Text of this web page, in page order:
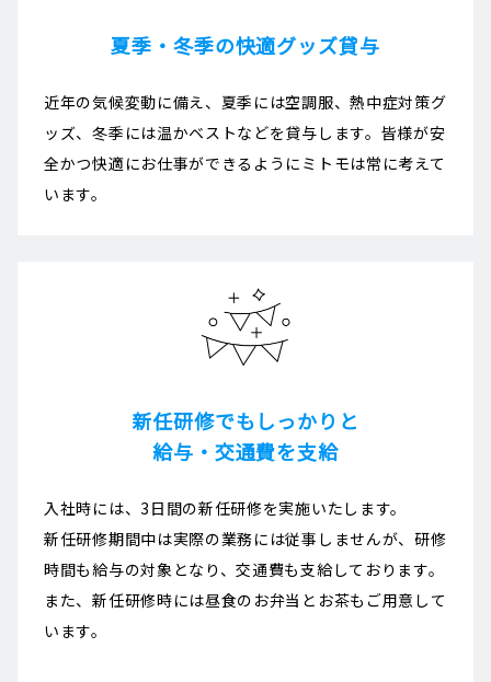
夏季・冬季の快適グッズ貸与
近年の気候変動に備え、夏季には空調服、熱中症対策グ
ッズ、冬季には温かベストなどを貸与します。皆様が安
全かつ快適にお仕事ができるようにミトモは常に考えて
います。
新任研修でもしっかりと
給与・交通費を支給
入社時には、3日間の新任研修を実施いたします。
新任研修期間中は実際の業務には従事しませんが、研修
時間も給与の対象となり、交通費も支給しております。
また、新任研修時には昼食のお弁当とお茶もご用意して
います。